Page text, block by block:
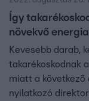
Így
növekvő
Kevesebb darab,
takarékoskodnak
miatt a következő
nyilatkozó